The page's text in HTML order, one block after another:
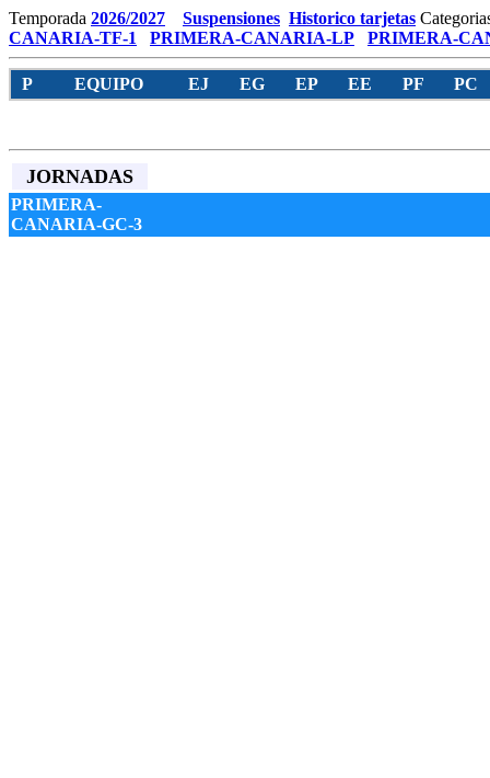
Temporada 2026/2027 Suspensiones Historico tarjetas
CANARIA-TF-1
PRIMERA-CANARIA-LP PRIMERA-
P EQUIPO EJ EG EP EE PF PC
JORNADAS
PRIMERA-
CANARIA-GC-3